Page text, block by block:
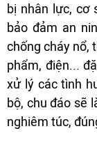
bị nhân lực, cơ
bảo đảm an
chống cháy nổ,
phẩm, điện...
xử lý các tình
bộ, chu đáo sẽ
nghiêm túc,